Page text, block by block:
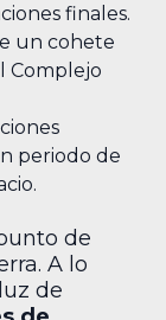
finales.
un cohete
Complejo
periodo de
de
A lo
de